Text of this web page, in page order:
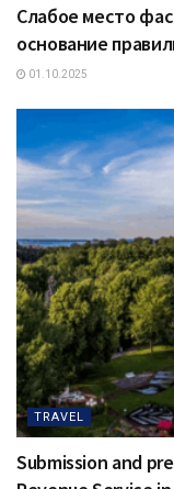
Слабое место
основание
01.10.2025
TRAVEL
Submission and